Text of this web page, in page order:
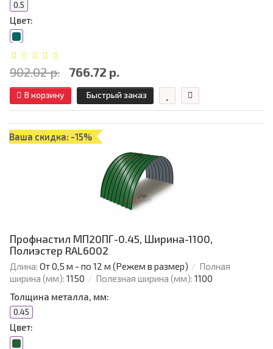
0.5
Цвет:
902.02 р. 766.72 р.
В корзину Быстрый заказ
Ваша скидка: -15%
Профнастил МП20ПГ-0.45, Ширина-1100,
Полиэстер RAL6002
Длина: От 0,5 м - по 12 м (Режем в размер)
Полная
ширина (мм): 1150 Полезная ширина (мм): 1100
Толщина металла, мм:
0.45
Цвет: